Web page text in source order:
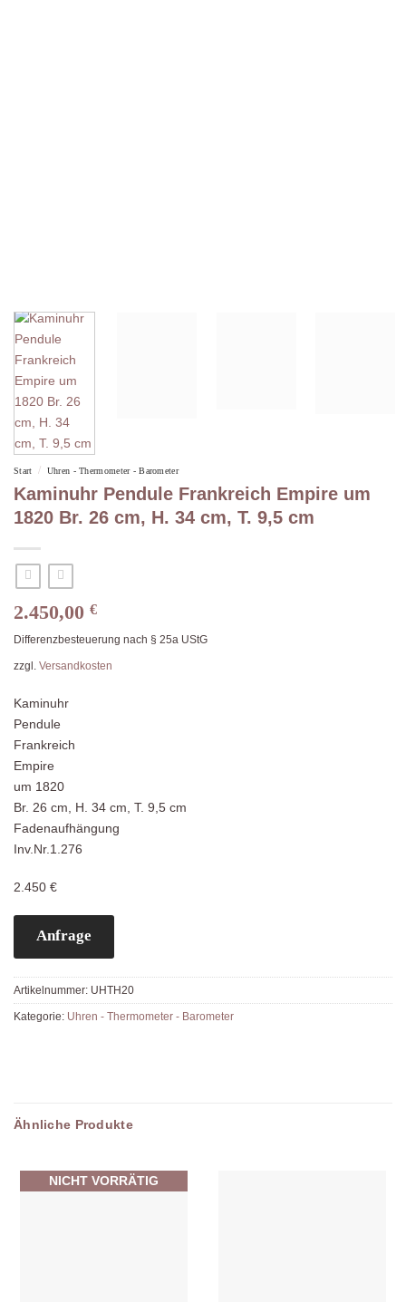
Start / Uhren - Thermometer - Barometer
Kaminuhr Pendule Frankreich Empire um
1820 Br. 26 cm, H. 34 cm, T. 9,5 cm
2.450,00 €
Differenzbesteuerung nach § 25a UStG
zzgl. Versandkosten
Kaminuhr
Pendule
Frankreich
Empire
um 1820
Br. 26 cm, H. 34 cm, T. 9,5 cm
Fadenaufhängung
Inv.Nr.1.276
2.450 €
Anfrage
Artikelnummer: UHTH20
Kategorie: Uhren - Thermometer - Barometer
Ähnliche Produkte
NICHT VORRÄTIG